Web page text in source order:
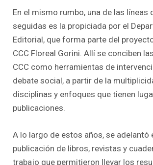
En el mismo rumbo, una de las líneas
seguidas es la propiciada por el
Editorial, que forma parte del
CCC Floreal Gorini. Allí se conciben
CCC como herramientas de
debate social, a partir de la
disciplinas y enfoques que tienen
publicaciones.
A lo largo de estos años, se adelantó
publicación de libros, revistas y
trabajo que permitieron llevar los